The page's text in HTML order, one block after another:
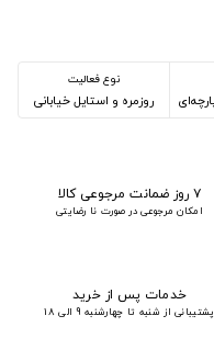
نوع فعالیت
روزمره و استایل خیابانی
۷ روز ضمانت مرجوعی کالا
امکان مرجوعی در صورت نا رضایتی
خدمات پس از خرید
پشتیبانی از شنبه تا چهارشنبه 9 الی 18